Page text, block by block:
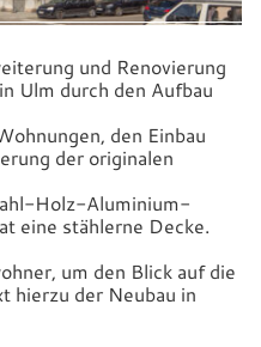
und Renovierung
Ulm durch den Aufbau
den Einbau
der originalen
Holz-Aluminium-
eine stählerne Decke.
um den Blick auf die
hierzu der Neubau in